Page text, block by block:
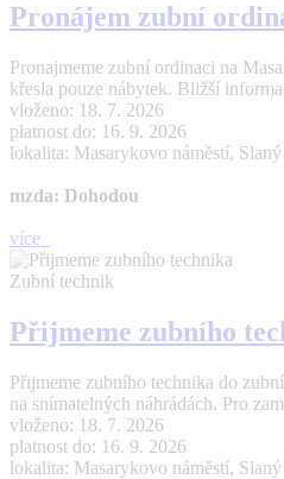
Pronájem zubní
Pronajmeme zubní ordinaci na
křesla pouze nábytek. Bližší
vloženo: 18. 7. 2026
platnost do: 16. 9. 2026
lokalita: Masarykovo náměstí, Slaný
mzda: Dohodou
více
Zubní technik
Přijmeme zubního
Přijmeme zubního technika do
na snímatelných náhrádách. Pro
vloženo: 18. 7. 2026
platnost do: 16. 9. 2026
lokalita: Masarykovo náměstí, Slaný